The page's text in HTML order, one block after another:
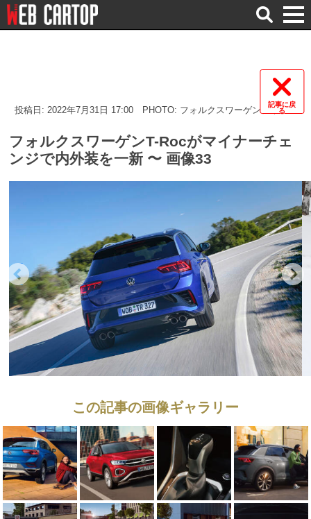
検
索
記事に戻
る
投稿日: 2022年7月31日 17:00 PHOTO: フォルクスワーゲンジャパン
フォルクスワーゲンT-Rocがマイナーチェ
ンジで内外装を一新 〜 画像33
この記事の画像ギャラリー